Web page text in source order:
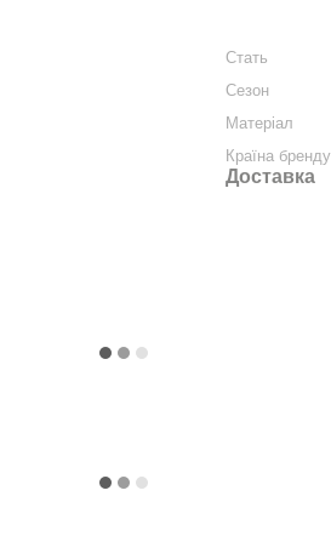
Стать
Сезон
Матеріал
Країна бренду
Доставка